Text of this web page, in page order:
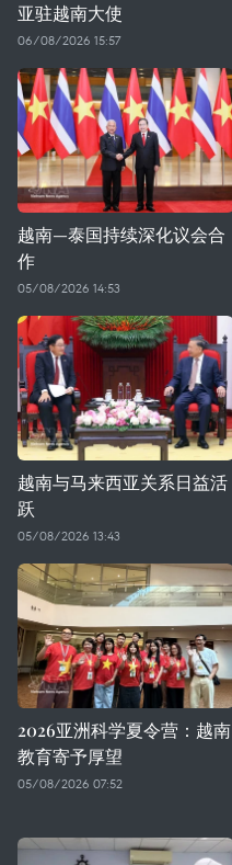
亚驻越南大使
06/08/2026 15:57
越南—泰国持续深化议会合
作
05/08/2026 14:53
越南与马来西亚关系日益活
跃
05/08/2026 13:43
2026亚洲科学夏令营：越南
教育寄予厚望
05/08/2026 07:52